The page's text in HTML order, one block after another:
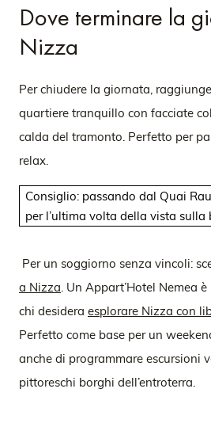
Dove terminare la
Nizza
Per chiudere la giornata,
quartiere tranquillo con facciate
calda del tramonto. Perfetto per
relax.
Consiglio: passando dal Quai
per l’ultima volta della vista sulla
Per un soggiorno senza vincoli:
a Nizza. Un Appart’Hotel Nemea
chi desidera esplorare Nizza con
Perfetto come base per un
anche di programmare escursioni
pittoreschi borghi dell’entroterra.